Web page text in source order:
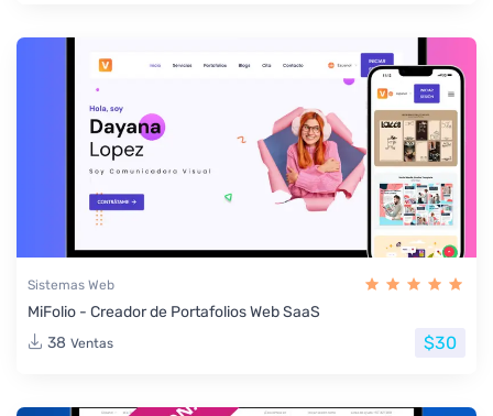
Sistemas Web
MiFolio - Creador de Portafolios Web SaaS
38 Ventas $30